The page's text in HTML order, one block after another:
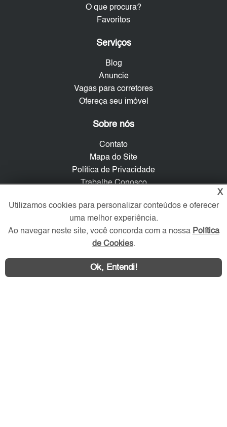
O que procura?
Favoritos
Serviços
Blog
Anuncie
Vagas para corretores
Ofereça seu imóvel
Sobre nós
Contato
Mapa do Site
Política de Privacidade
Trabalhe Conosco
Verificada por
Redes Sociais
X
Utilizamos cookies para personalizar conteúdos e oferecer
uma melhor experiência.
Ao navegar neste site, você concorda com a nossa Política
de Cookies.
Ok, Entendi!